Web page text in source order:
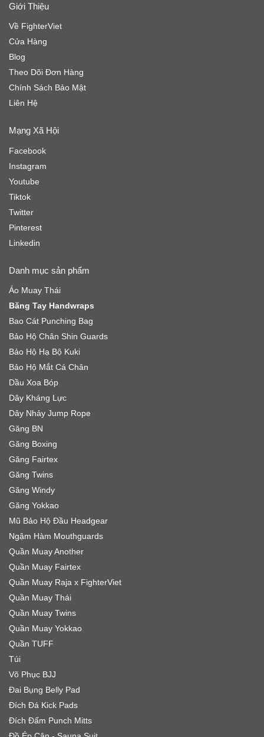
Giới Thiệu
Về FighterViet
Cửa Hàng
Blog
Theo Dõi Đơn Hàng
Chính Sách Bảo Mật
Liên Hệ
Mạng Xã Hội
Facebook
Instagram
Youtube
Tiktok
Twitter
Pinterest
Linkedin
Danh mục sản phẩm
Áo Muay Thái
Băng Tay Handwraps
Bao Cát Punching Bag
Bảo Hộ Chân Shin Guards
Bảo Hộ Hạ Bộ Kuki
Bảo Hộ Mắt Cá Chân
Dầu Xoa Bóp
Dây Kháng Lực
Dây Nhảy Jump Rope
Găng BN
Găng Boxing
Găng Fairtex
Găng Twins
Găng Windy
Găng Yokkao
Mũ Bảo Hộ Đầu Headgear
Ngậm Hàm Mouthguards
Quần Muay Another
Quần Muay Fairtex
Quần Muay Raja x FighterViet
Quần Muay Thái
Quần Muay Twins
Quần Muay Yokkao
Quần TUFF
Túi
Võ Phục BJJ
Đai Bụng Belly Pad
Đích Đá Kick Pads
Đích Đấm Punch Mitts